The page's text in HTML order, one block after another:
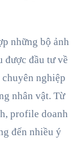
những bộ ảnh
được đầu tư về
chuyên nghiệp
nhân vật. Từ
profile doanh
đến nhiều ý